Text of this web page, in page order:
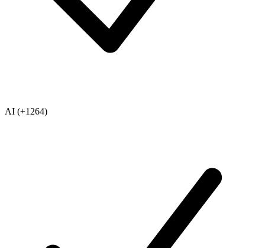
AI (+1264)